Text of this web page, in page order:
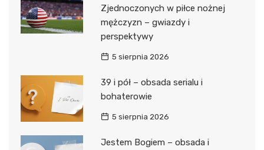
Zjednoczonych w piłce nożnej
mężczyzn – gwiazdy i
perspektywy
5 sierpnia 2026
39 i pół – obsada serialu i
bohaterowie
5 sierpnia 2026
Jestem Bogiem – obsada i